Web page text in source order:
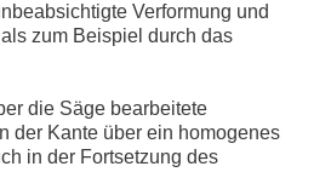
Verformung und
zum Beispiel durch das
die Säge bearbeitete
der Kante über ein homogenes
in der Fortsetzung des